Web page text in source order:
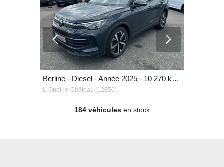
Véhicules Particuliers
Véhicules Utilitaires
Berline - Diesel - Année 2025 - 10 270 km, 36 990 €
 Onet-le-Château (12850)
184 véhiculesen stock